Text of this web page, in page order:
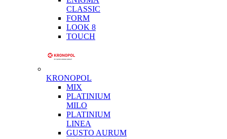
CLASSIC
FORM
LOOK 8
TOUCH
KRONOPOL
MIX
PLATINIUM
MILO
PLATINIUM
LINEA
GUSTO AURUM